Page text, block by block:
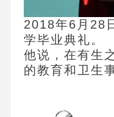
2018年6月28
学毕业典礼。
他说，在有生
的教育和卫生